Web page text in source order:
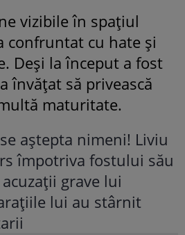
vizibile în spațiul
confruntat cu hate și
Deși la început a fost
învățat să privească
maturitate.